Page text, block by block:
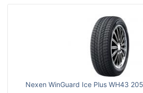
Nexen WinGuard Ice Plus WH43